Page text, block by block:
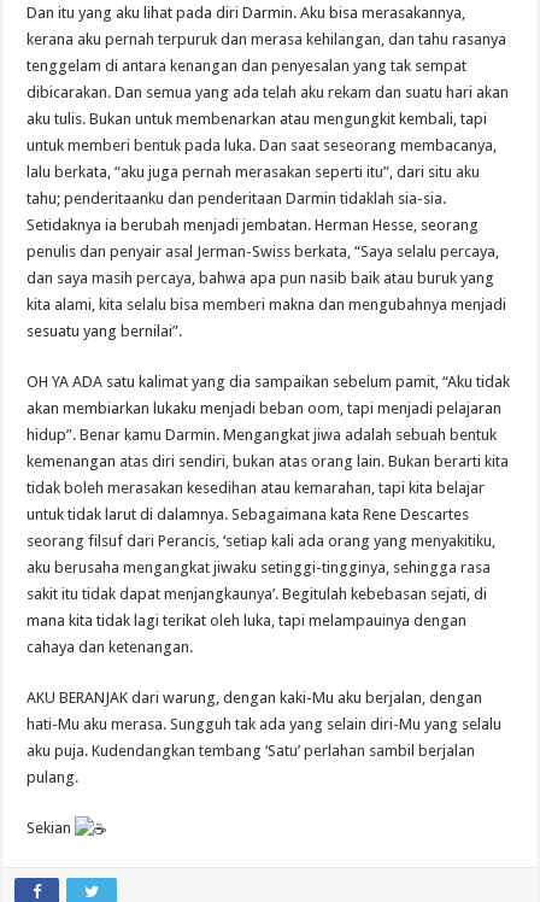
Dan itu yang aku lihat pada diri Darmin. Aku bisa merasakannya,
kerana aku pernah terpuruk dan merasa kehilangan, dan tahu rasanya
tenggelam di antara kenangan dan penyesalan yang tak sempat
dibicarakan. Dan semua yang ada telah aku rekam dan suatu hari akan
aku tulis. Bukan untuk membenarkan atau mengungkit kembali, tapi
untuk memberi bentuk pada luka. Dan saat seseorang membacanya,
lalu berkata, “aku juga pernah merasakan seperti itu”, dari situ aku
tahu; penderitaanku dan penderitaan Darmin tidaklah sia-sia.
Setidaknya ia berubah menjadi jembatan. Herman Hesse, seorang
penulis dan penyair asal Jerman-Swiss berkata, “Saya selalu percaya,
dan saya masih percaya, bahwa apa pun nasib baik atau buruk yang
kita alami, kita selalu bisa memberi makna dan mengubahnya menjadi
sesuatu yang bernilai”.
OH YA ADA satu kalimat yang dia sampaikan sebelum pamit, “Aku tidak
akan membiarkan lukaku menjadi beban oom, tapi menjadi pelajaran
hidup”. Benar kamu Darmin. Mengangkat jiwa adalah sebuah bentuk
kemenangan atas diri sendiri, bukan atas orang lain. Bukan berarti kita
tidak boleh merasakan kesedihan atau kemarahan, tapi kita belajar
untuk tidak larut di dalamnya. Sebagaimana kata Rene Descartes
seorang filsuf dari Perancis, ‘setiap kali ada orang yang menyakitiku,
aku berusaha mengangkat jiwaku setinggi-tingginya, sehingga rasa
sakit itu tidak dapat menjangkaunya’. Begitulah kebebasan sejati, di
mana kita tidak lagi terikat oleh luka, tapi melampauinya dengan
cahaya dan ketenangan.
AKU BERANJAK dari warung, dengan kaki-Mu aku berjalan, dengan
hati-Mu aku merasa. Sungguh tak ada yang selain diri-Mu yang selalu
aku puja. Kudendangkan tembang ‘Satu’ perlahan sambil berjalan
pulang.
Sekian